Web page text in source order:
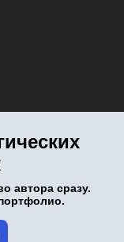
автора сразу.